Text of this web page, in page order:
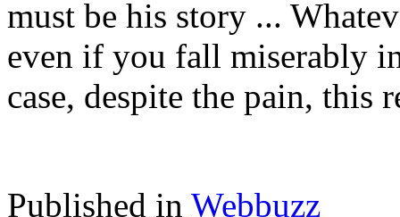
must be his story ...
even if you fall miserably
case, despite the pain, this
Published in Webbuzz